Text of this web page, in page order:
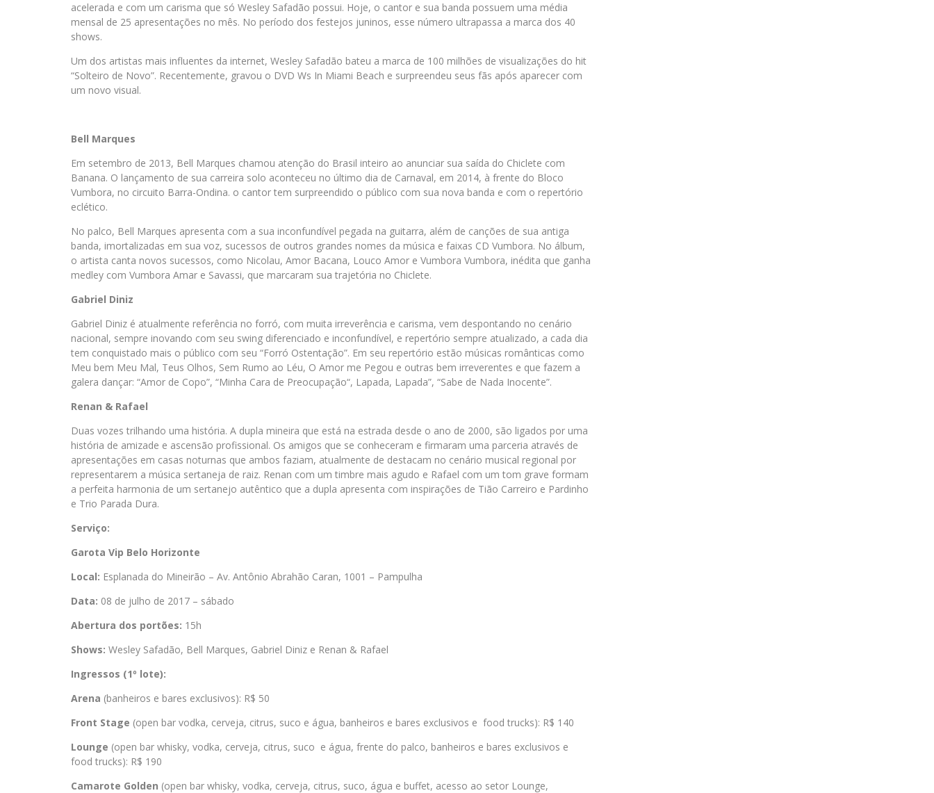
acelerada e com um carisma que só Wesley Safadão possui. Hoje, o cantor e sua banda possuem uma média
mensal de 25 apresentações no mês. No período dos festejos juninos, esse número ultrapassa a marca dos 40
shows.
Um dos artistas mais influentes da internet, Wesley Safadão bateu a marca de 100 milhões de visualizações do hit
“Solteiro de Novo”. Recentemente, gravou o DVD Ws In Miami Beach e surpreendeu seus fãs após aparecer com
um novo visual.
Bell Marques
Em setembro de 2013, Bell Marques chamou atenção do Brasil inteiro ao anunciar sua saída do Chiclete com
Banana. O lançamento de sua carreira solo aconteceu no último dia de Carnaval, em 2014, à frente do Bloco
Vumbora, no circuito Barra-Ondina. o cantor tem surpreendido o público com sua nova banda e com o repertório
eclético.
No palco, Bell Marques apresenta com a sua inconfundível pegada na guitarra, além de canções de sua antiga
banda, imortalizadas em sua voz, sucessos de outros grandes nomes da música e faixas CD Vumbora. No álbum,
o artista canta novos sucessos, como Nicolau, Amor Bacana, Louco Amor e Vumbora Vumbora, inédita que ganha
medley com Vumbora Amar e Savassi, que marcaram sua trajetória no Chiclete.
Gabriel Diniz
Gabriel Diniz é atualmente referência no forró, com muita irreverência e carisma, vem despontando no cenário
nacional, sempre inovando com seu swing diferenciado e inconfundível, e repertório sempre atualizado, a cada dia
tem conquistado mais o público com seu “Forró Ostentação”. Em seu repertório estão músicas românticas como
Meu bem Meu Mal, Teus Olhos, Sem Rumo ao Léu, O Amor me Pegou e outras bem irreverentes e que fazem a
galera dançar: “Amor de Copo”, “Minha Cara de Preocupação“, Lapada, Lapada”, “Sabe de Nada Inocente”.
Renan & Rafael
Duas vozes trilhando uma história. A dupla mineira que está na estrada desde o ano de 2000, são ligados por uma
história de amizade e ascensão profissional. Os amigos que se conheceram e firmaram uma parceria através de
apresentações em casas noturnas que ambos faziam, atualmente de destacam no cenário musical regional por
representarem a música sertaneja de raiz. Renan com um timbre mais agudo e Rafael com um tom grave formam
a perfeita harmonia de um sertanejo autêntico que a dupla apresenta com inspirações de Tião Carreiro e Pardinho
e Trio Parada Dura.
Serviço:
Garota Vip Belo Horizonte
Local: Esplanada do Mineirão – Av. Antônio Abrahão Caran, 1001 – Pampulha
Data: 08 de julho de 2017 – sábado
Abertura dos portões: 15h
Shows: Wesley Safadão, Bell Marques, Gabriel Diniz e Renan & Rafael
Ingressos (1º lote):
Arena (banheiros e bares exclusivos): R$ 50
Front Stage (open bar vodka, cerveja, citrus, suco e água, banheiros e bares exclusivos e food trucks): R$ 140
Lounge (open bar whisky, vodka, cerveja, citrus, suco e água, frente do palco, banheiros e bares exclusivos e
food trucks): R$ 190
Camarote Golden (open bar whisky, vodka, cerveja, citrus, suco, água e buffet, acesso ao setor Lounge,